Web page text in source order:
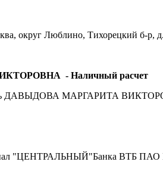
округ Люблино, Тихорецкий б-р,
- Наличный расчет
ДАВЫДОВА МАРГАРИТА
"ЦЕНТРАЛЬНЫЙ"Банка ВТБ